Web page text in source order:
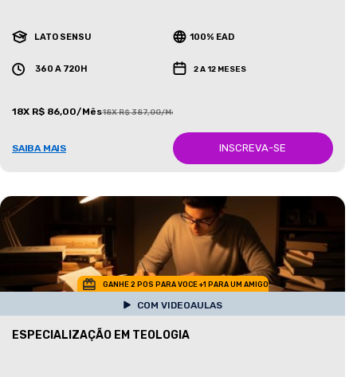
LATO SENSU 100% EAD
360 A 720H 2 A 12 MESES
18X R$ 86,00/Mês18X R$ 387,00/Mês
SAIBA MAIS INSCREVA-SE
GANHE 2 POS PARA VOCE +1 PARA UM AMIGO
COM VIDEOAULAS
ESPECIALIZAÇÃO EM TEOLOGIA